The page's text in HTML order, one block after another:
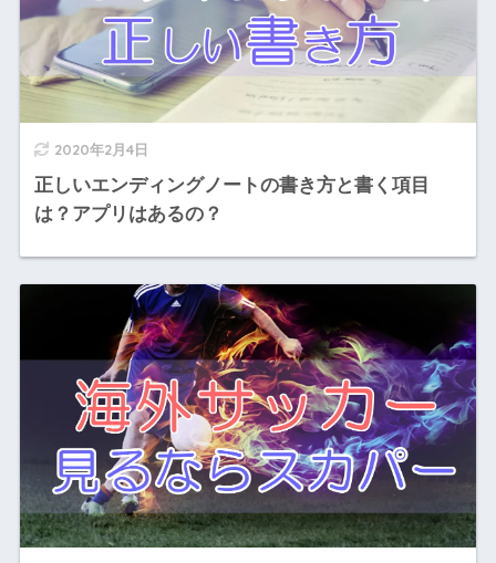
2020年2月4日
正しいエンディングノートの書き方と書く項目
は？アプリはあるの？